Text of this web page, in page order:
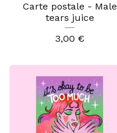
Carte postale - Male
tears juice
3,00 €